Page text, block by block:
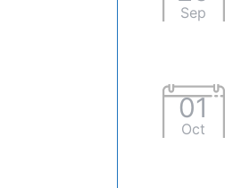
Sep
01
Oct